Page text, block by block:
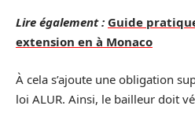
Lire également : Guide
extension en à Monaco
À cela s’ajoute une obligation
loi ALUR. Ainsi, le bailleur doit